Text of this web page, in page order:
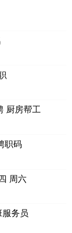
厨房帮工
职码
周六
务员